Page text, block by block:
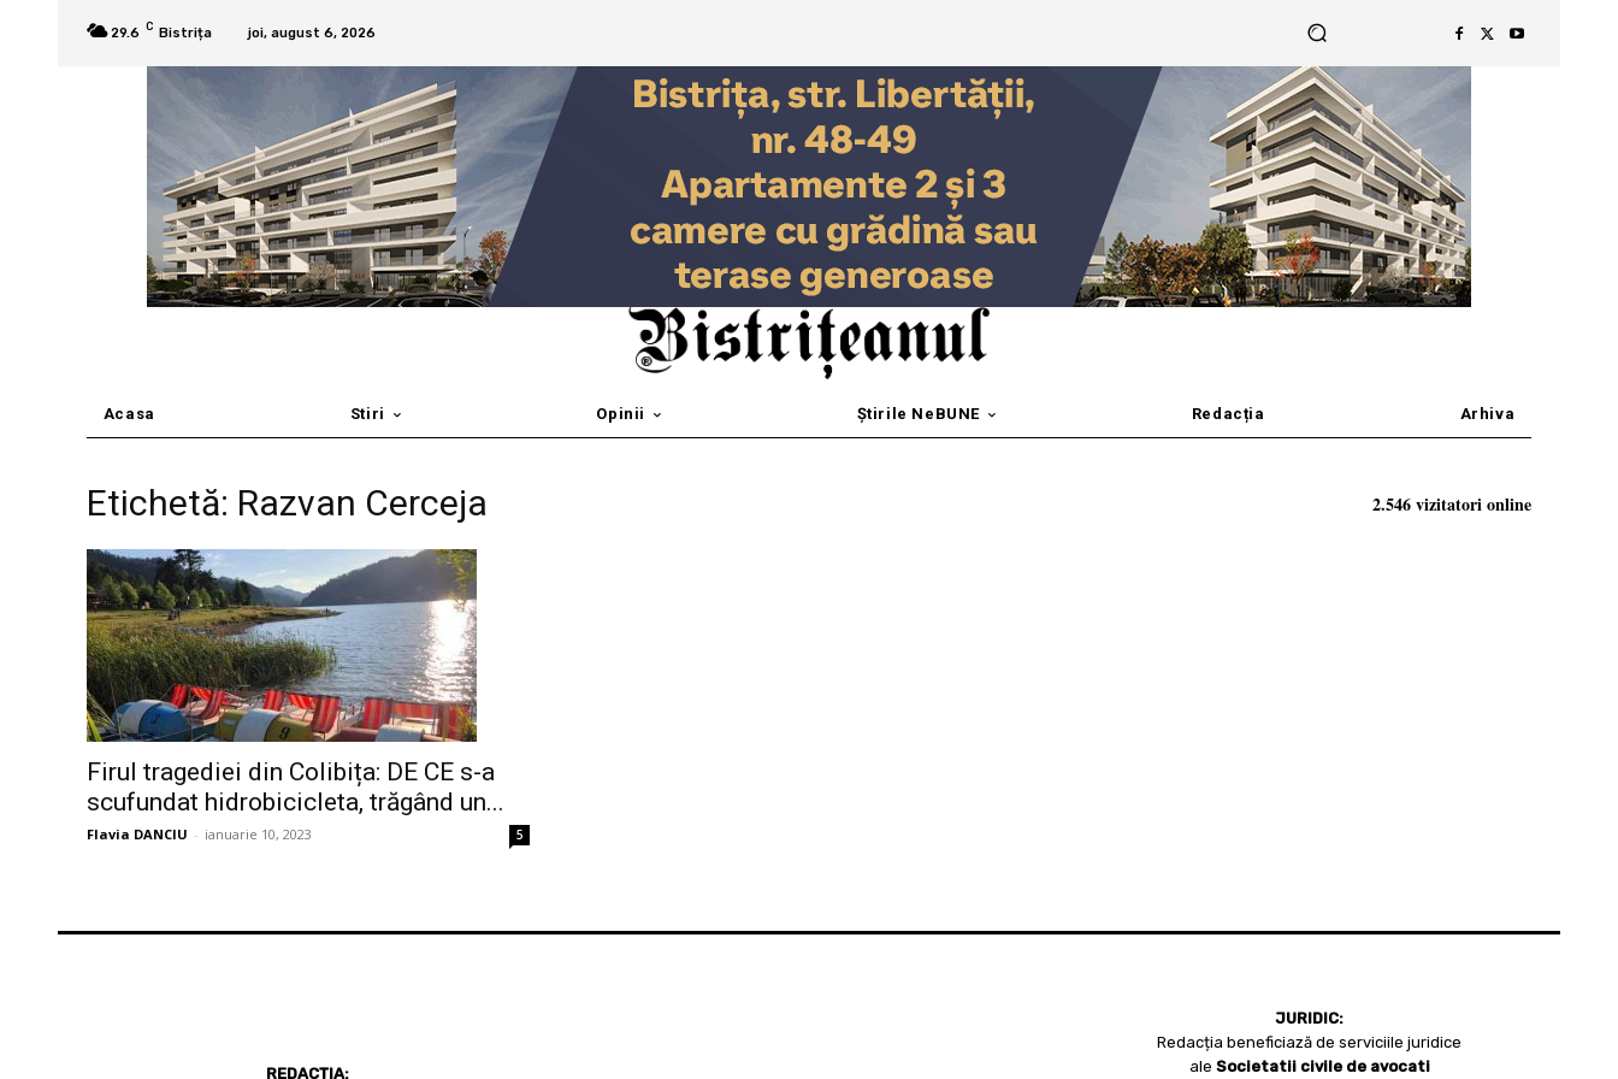
29.6 C Bistrița joi, august 6, 2026
Acasa Stiri Opinii Știrile NeBUNE Redacția Arhiva
Etichetă: Razvan Cerceja
Firul tragediei din Colibița: DE CE s-a
scufundat hidrobicicleta, trăgând un...
Flavia DANCIU - ianuarie 10, 2023 5
2.546 vizitatori online
REDACȚIA:
JURIDIC:
Redacția beneficiază de serviciile juridice
ale Societatii civile de avocati